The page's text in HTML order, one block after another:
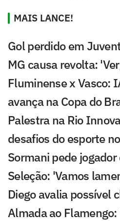
MAIS LANCE!
Gol perdido em
MG causa revolta:
Fluminense x Vasco:
avança na Copa do
Palestra na Rio
desafios do esporte
Sormani pede
Seleção: 'Vamos
Diego avalia possível
Almada ao